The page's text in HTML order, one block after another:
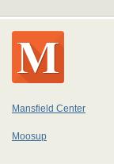
Mansfield Center
Moosup